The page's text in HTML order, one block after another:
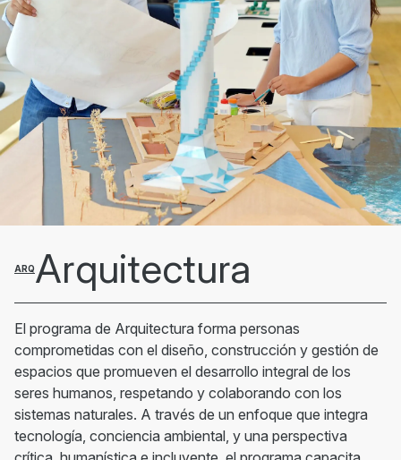
ARQArquitectura
El programa de Arquitectura forma personas
comprometidas con el diseño, construcción y gestión de
espacios que promueven el desarrollo integral de los
seres humanos, respetando y colaborando con los
sistemas naturales. A través de un enfoque que integra
tecnología, conciencia ambiental, y una perspectiva